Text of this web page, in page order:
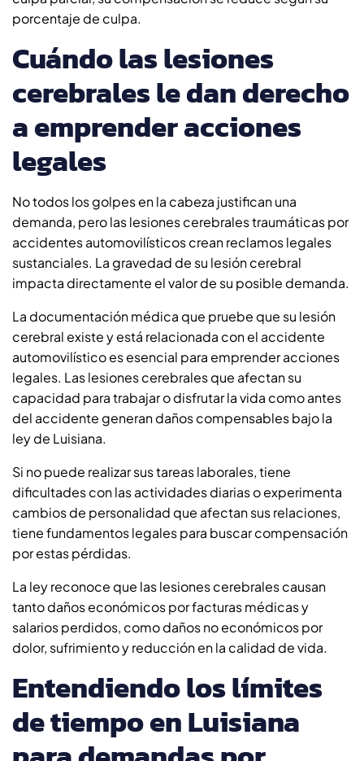
porcentaje de culpa.
Cuándo las lesiones
cerebrales le dan derecho
a emprender acciones
legales
No todos los golpes en la cabeza justifican una
demanda, pero las lesiones cerebrales traumáticas por
accidentes automovilísticos crean reclamos legales
sustanciales. La gravedad de su lesión cerebral
impacta directamente el valor de su posible demanda.
La documentación médica que pruebe que su lesión
cerebral existe y está relacionada con el accidente
automovilístico es esencial para emprender acciones
legales. Las lesiones cerebrales que afectan su
capacidad para trabajar o disfrutar la vida como antes
del accidente generan daños compensables bajo la
ley de Luisiana.
Si no puede realizar sus tareas laborales, tiene
dificultades con las actividades diarias o experimenta
cambios de personalidad que afectan sus relaciones,
tiene fundamentos legales para buscar compensación
por estas pérdidas.
La ley reconoce que las lesiones cerebrales causan
tanto daños económicos por facturas médicas y
salarios perdidos, como daños no económicos por
dolor, sufrimiento y reducción en la calidad de vida.
Entendiendo los límites
de tiempo en Luisiana